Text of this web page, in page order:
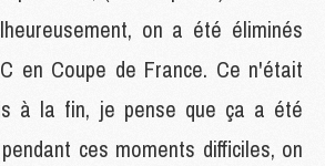
on a été éliminés
en Coupe de France. Ce n'était
à la fin, je pense que ça a été
ces moments difficiles, on